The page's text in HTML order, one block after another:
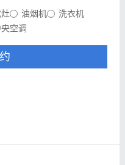
油烟机
洗衣机
空调